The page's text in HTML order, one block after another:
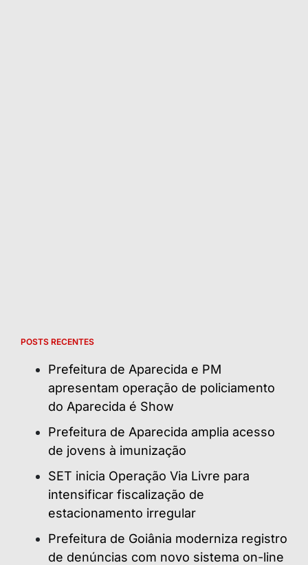
POSTS RECENTES
Prefeitura de Aparecida e PM
apresentam operação de policiamento
do Aparecida é Show
Prefeitura de Aparecida amplia acesso
de jovens à imunização
SET inicia Operação Via Livre para
intensificar fiscalização de
estacionamento irregular
Prefeitura de Goiânia moderniza registro
de denúncias com novo sistema on-line